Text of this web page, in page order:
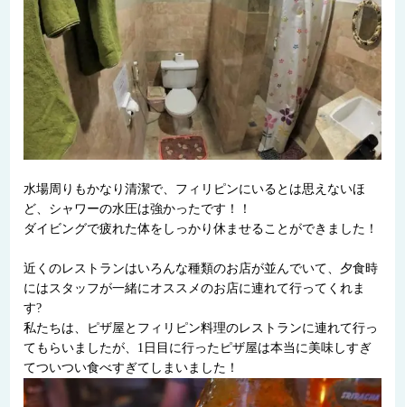
水場周りもかなり清潔で、フィリピンにいるとは思えないほ
ど、シャワーの水圧は強かったです！！
ダイビングで疲れた体をしっかり休ませることができました！
近くのレストランはいろんな種類のお店が並んでいて、夕食時
にはスタッフが一緒にオススメのお店に連れて行ってくれま
す?
私たちは、ピザ屋とフィリピン料理のレストランに連れて行っ
てもらいましたが、1日目に行ったピザ屋は本当に美味しすぎ
てついつい食べすぎてしまいました！